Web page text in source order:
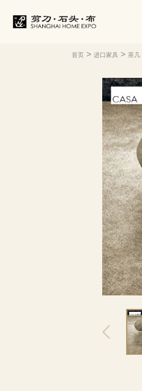
首页 >进口家具 >茶几